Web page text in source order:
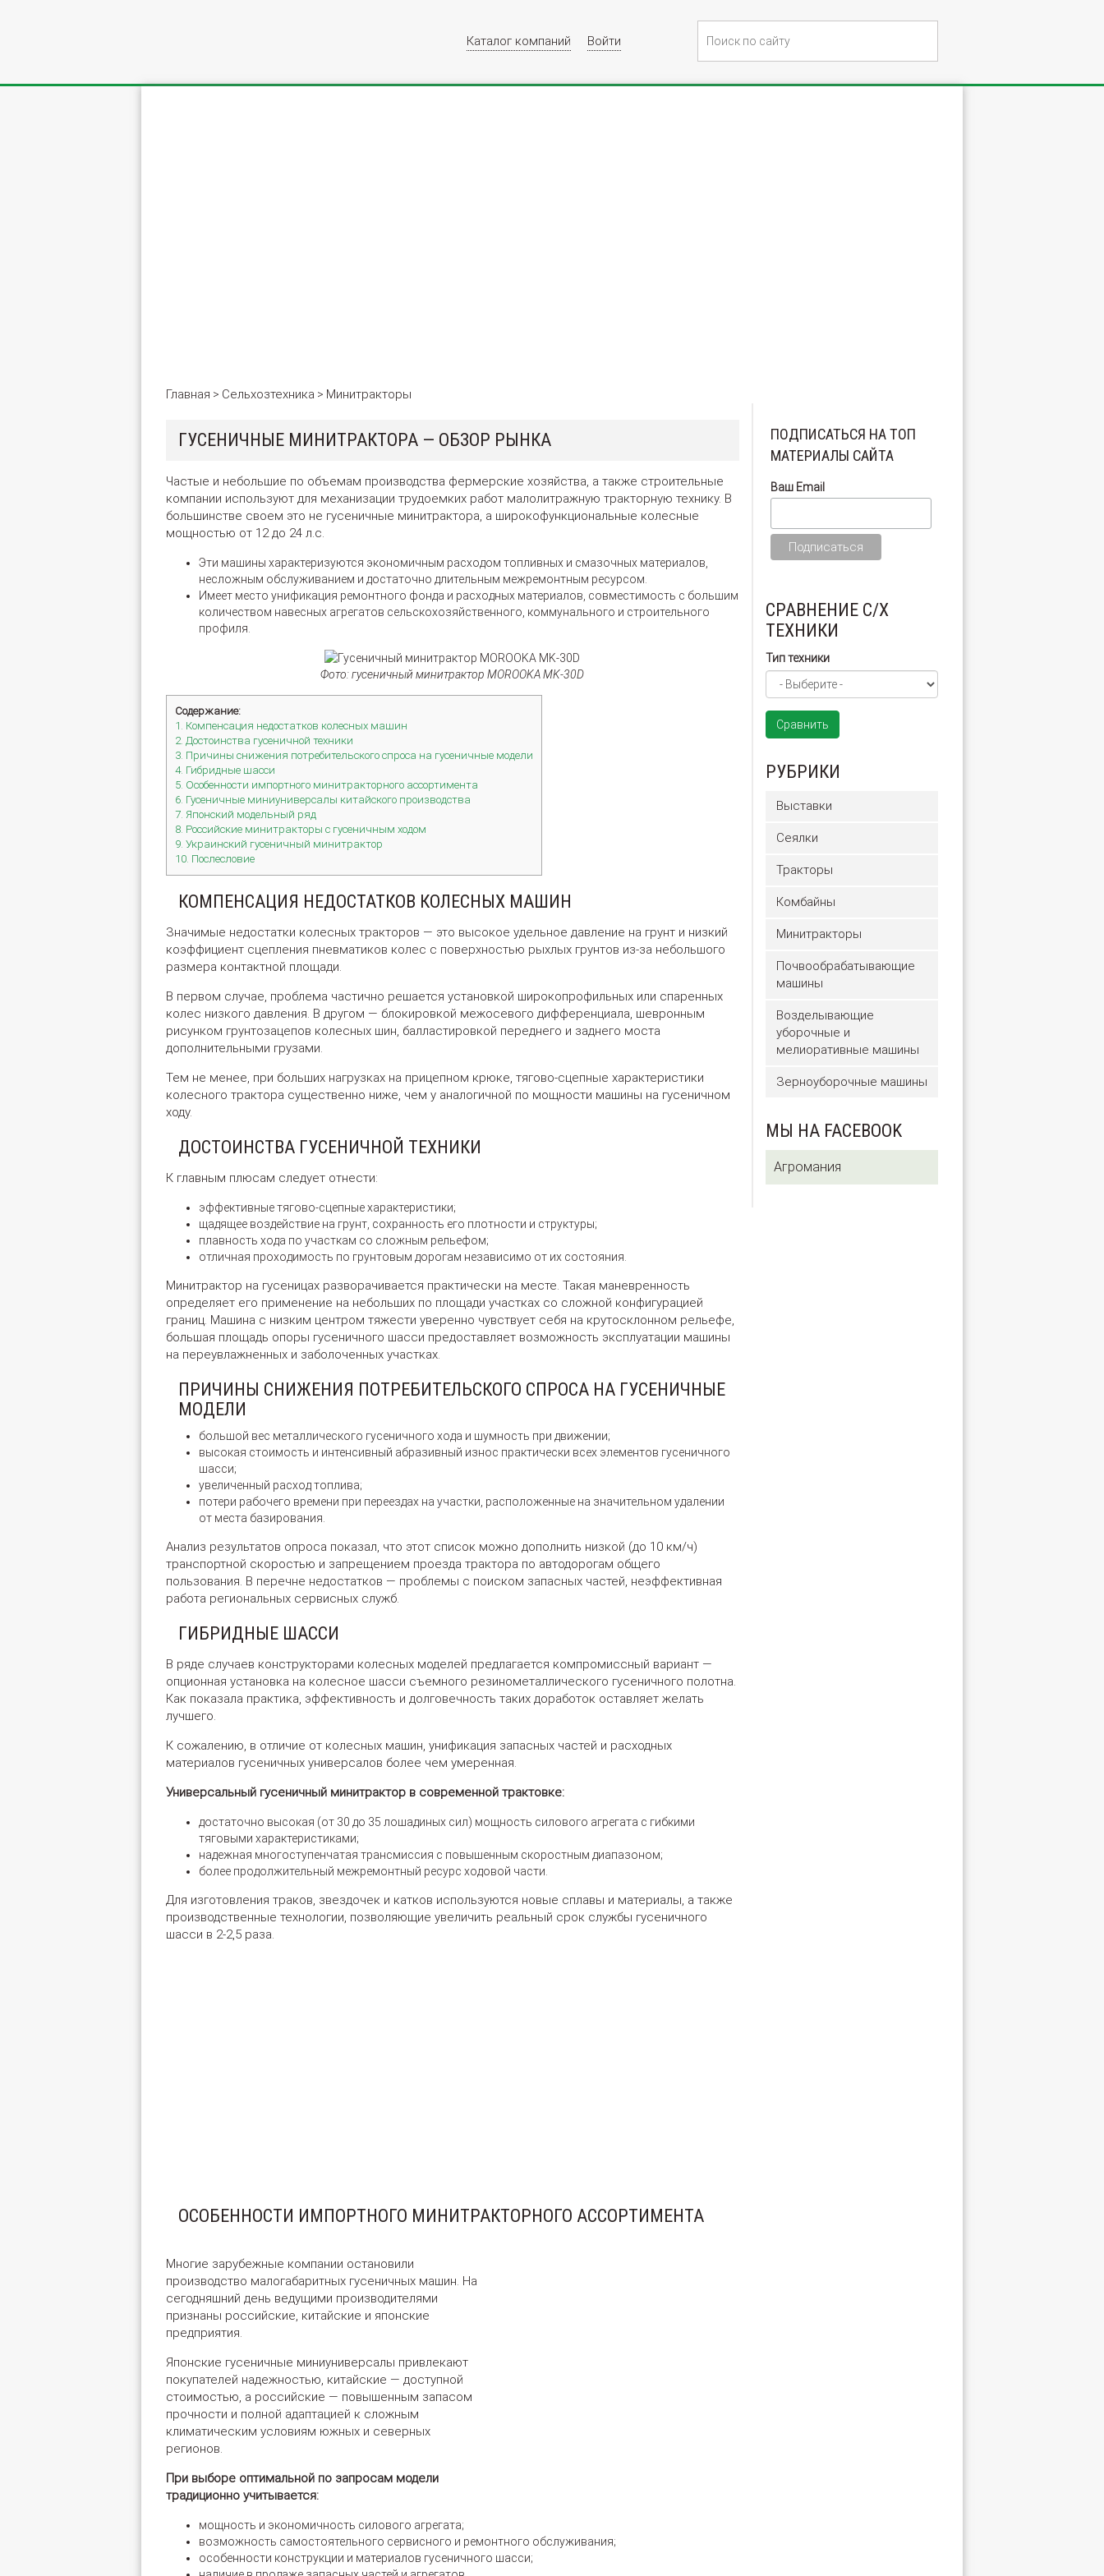
Каталог компаний Войти
Главная > Сельхозтехника > Минитракторы
ГУСЕНИЧНЫЕ МИНИТРАКТОРА — ОБЗОР РЫНКА
Частые и небольшие по объемам производства фермерские хозяйства, а также строительные
компании используют для механизации трудоемких работ малолитражную тракторную технику. В
большинстве своем это не гусеничные минитрактора, а широкофункциональные колесные
мощностью от 12 до 24 л.с.
Эти машины характеризуются экономичным расходом топливных и смазочных материалов,
несложным обслуживанием и достаточно длительным межремонтным ресурсом.
Имеет место унификация ремонтного фонда и расходных материалов, совместимость с большим
количеством навесных агрегатов сельскохозяйственного, коммунального и строительного
профиля.
Фото: гусеничный минитрактор MOROOKA MK-30D
Содержание:
1. Компенсация недостатков колесных машин
2. Достоинства гусеничной техники
3. Причины снижения потребительского спроса на гусеничные модели
4. Гибридные шасси
5. Особенности импортного минитракторного ассортимента
6. Гусеничные миниуниверсалы китайского производства
7. Японский модельный ряд
8. Российские минитракторы с гусеничным ходом
9. Украинский гусеничный минитрактор
10. Послесловие
КОМПЕНСАЦИЯ НЕДОСТАТКОВ КОЛЕСНЫХ МАШИН
Значимые недостатки колесных тракторов — это высокое удельное давление на грунт и низкий
коэффициент сцепления пневматиков колес с поверхностью рыхлых грунтов из-за небольшого
размера контактной площади.
В первом случае, проблема частично решается установкой широкопрофильных или спаренных
колес низкого давления. В другом — блокировкой межосевого дифференциала, шевронным
рисунком грунтозацепов колесных шин, балластировкой переднего и заднего моста
дополнительными грузами.
Тем не менее, при больших нагрузках на прицепном крюке, тягово-сцепные характеристики
колесного трактора существенно ниже, чем у аналогичной по мощности машины на гусеничном
ходу.
ДОСТОИНСТВА ГУСЕНИЧНОЙ ТЕХНИКИ
К главным плюсам следует отнести:
эффективные тягово-сцепные характеристики;
щадящее воздействие на грунт, сохранность его плотности и структуры;
плавность хода по участкам со сложным рельефом;
отличная проходимость по грунтовым дорогам независимо от их состояния.
Минитрактор на гусеницах разворачивается практически на месте. Такая маневренность
определяет его применение на небольших по площади участках со сложной конфигурацией
границ. Машина с низким центром тяжести уверенно чувствует себя на крутосклонном рельефе,
большая площадь опоры гусеничного шасси предоставляет возможность эксплуатации машины
на переувлажненных и заболоченных участках.
ПРИЧИНЫ СНИЖЕНИЯ ПОТРЕБИТЕЛЬСКОГО СПРОСА НА ГУСЕНИЧНЫЕ
МОДЕЛИ
большой вес металлического гусеничного хода и шумность при движении;
высокая стоимость и интенсивный абразивный износ практически всех элементов гусеничного
шасси;
увеличенный расход топлива;
потери рабочего времени при переездах на участки, расположенные на значительном удалении
от места базирования.
Анализ результатов опроса показал, что этот список можно дополнить низкой (до 10 км/ч)
транспортной скоростью и запрещением проезда трактора по автодорогам общего
пользования. В перечне недостатков — проблемы с поиском запасных частей, неэффективная
работа региональных сервисных служб.
ГИБРИДНЫЕ ШАССИ
В ряде случаев конструкторами колесных моделей предлагается компромиссный вариант —
опционная установка на колесное шасси съемного резинометаллического гусеничного полотна.
Как показала практика, эффективность и долговечность таких доработок оставляет желать
лучшего.
К сожалению, в отличие от колесных машин, унификация запасных частей и расходных
материалов гусеничных универсалов более чем умеренная.
Универсальный гусеничный минитрактор в современной трактовке:
достаточно высокая (от 30 до 35 лошадиных сил) мощность силового агрегата с гибкими
тяговыми характеристиками;
надежная многоступенчатая трансмиссия с повышенным скоростным диапазоном;
более продолжительный межремонтный ресурс ходовой части.
Для изготовления траков, звездочек и катков используются новые сплавы и материалы, а также
производственные технологии, позволяющие увеличить реальный срок службы гусеничного
шасси в 2-2,5 раза.
ОСОБЕННОСТИ ИМПОРТНОГО МИНИТРАКТОРНОГО АССОРТИМЕНТА
Многие зарубежные компании остановили
производство малогабаритных гусеничных машин. На
сегодняшний день ведущими производителями
признаны российские, китайские и японские
предприятия.
Японские гусеничные миниуниверсалы привлекают
покупателей надежностью, китайские — доступной
стоимостью, а российские — повышенным запасом
прочности и полной адаптацией к сложным
климатическим условиям южных и северных
регионов.
При выборе оптимальной по запросам модели
традиционно учитывается:
мощность и экономичность силового агрегата;
возможность самостоятельного сервисного и ремонтного обслуживания;
особенности конструкции и материалов гусеничного шасси;
ПОДПИСАТЬСЯ НА ТОП
МАТЕРИАЛЫ САЙТА
Ваш Email
СРАВНЕНИЕ С/Х
ТЕХНИКИ
Тип техники
Сравнить
РУБРИКИ
Выставки
Сеялки
Тракторы
Комбайны
Минитракторы
Почвообрабатывающие
машины
Возделывающие
уборочные и
мелиоративные машины
Зерноуборочные машины
МЫ НА FACEBOOK
Агромания